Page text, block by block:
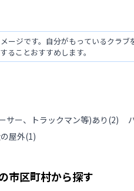
ージです。自分がもっているクラ
ることおすすめします。
サー、トラックマン等)あり (2)
屋外(1)
市区町村から探す